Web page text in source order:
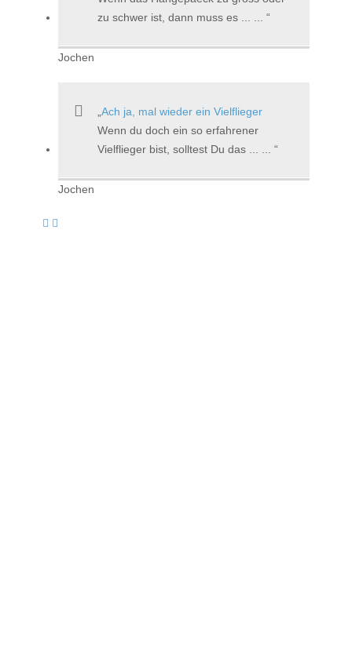
zu schwer ist, dann muss es ... ...
Jochen
Ach ja, mal wieder ein Vielflieger
Wenn du doch ein so erfahrener
Vielflieger bist, solltest Du das ... ...
Jochen